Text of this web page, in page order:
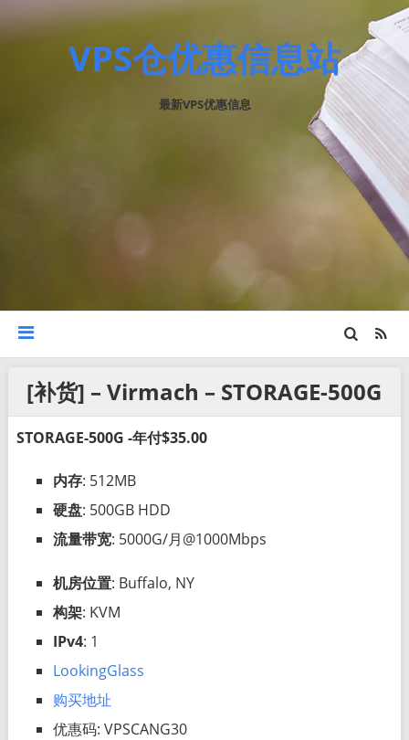
VPS仓优惠信息站
最新VPS优惠信息
[补货] – Virmach – STORAGE-500G
STORAGE-500G -年付$35.00
内存: 512MB
硬盘: 500GB HDD
流量带宽: 5000G/月@1000Mbps
机房位置: Buffalo, NY
构架: KVM
IPv4: 1
LookingGlass
购买地址
优惠码: VPSCANG30